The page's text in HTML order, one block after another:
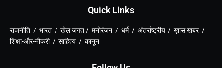
Quick Links
राजनीति / भारत / खेल जगत / मनोरंजन / धर्म / अंतर्राष्ट्रीय / ख़ास खबर /
शिक्षा-और-नौकरी / साहित्य / कानून